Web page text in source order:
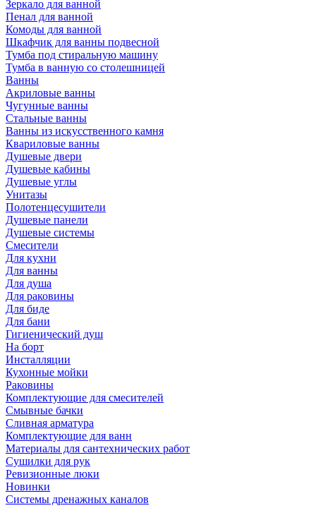
Зеркало для ванной
Пенал для ванной
Комоды для ванной
Шкафчик для ванны подвесной
Тумба под стиральную машину
Тумба в ванную со столешницей
Ванны
Акриловые ванны
Чугунные ванны
Стальные ванны
Ванны из искусственного камня
Квариловые ванны
Душевые двери
Душевые кабины
Душевые углы
Унитазы
Полотенцесушители
Душевые панели
Душевые системы
Смесители
Для кухни
Для ванны
Для душа
Для раковины
Для биде
Для бани
Гигиенический душ
На борт
Инсталляции
Кухонные мойки
Раковины
Комплектующие для смесителей
Смывные бачки
Сливная арматура
Комплектующие для ванн
Материалы для сантехнических работ
Сушилки для рук
Ревизионные люки
Новинки
Системы дренажных каналов